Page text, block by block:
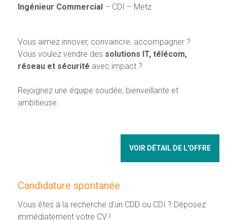
Ingénieur Commercial – CDI – Metz
Vous aimez innover, convaincre, accompagner ?
Vous voulez vendre des solutions IT, télécom,
réseau et sécurité avec impact ?
Rejoignez une équipe soudée, bienveillante et
ambitieuse.
VOIR DÉTAIL DE L'OFFRE
Candidature spontanée
Vous êtes à la recherche d’un CDD ou CDI ? Déposez
immédiatement votre CV !